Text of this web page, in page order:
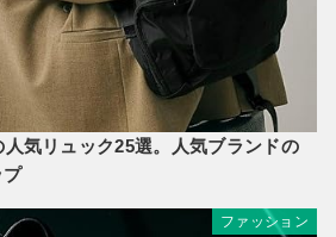
気リュック25選。人気ブランドの
プ
ファッション